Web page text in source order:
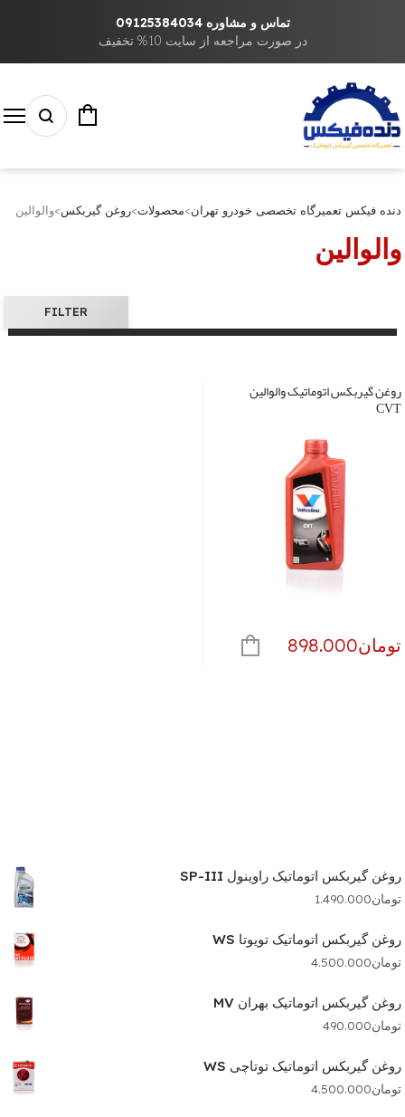
تماس و مشاوره 09125384034
در صورت مراجعه از سایت 10% تخفیف
دنده فیکس تعمیرگاه تخصصی خودرو تهران>محصولات>روغن گیربکس>والوالین
والوالین
FILTER
روغن گیربکس اتوماتیک والوالین
CVT
تومان898.000
روغن گیربکس اتوماتیک راوینول SP-III
تومان1.490.000
روغن گیربکس اتوماتیک تویوتا WS
تومان4.500.000
روغن گیربکس اتوماتیک بهران MV
تومان490.000
روغن گیربکس اتوماتیک توتاچی WS
تومان4.500.000